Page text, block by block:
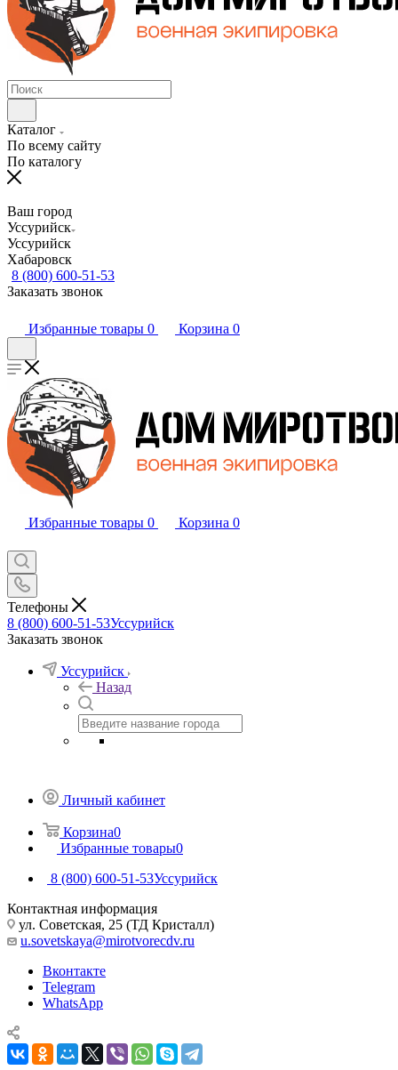
Каталог
По всему сайту
По каталогу
Ваш город
Уссурийск
Уссурийск
Хабаровск
8 (800) 600-51-53
Заказать звонок
Избранные товары 0 Корзина 0
Избранные товары 0 Корзина 0
Телефоны
8 (800) 600-51-53Уссурийск
Заказать звонок
Уссурийск
Назад
Личный кабинет
Корзина0
Избранные товары0
8 (800) 600-51-53Уссурийск
Контактная информация
ул. Советская, 25 (ТД Кристалл)
u.sovetskaya@mirotvorecdv.ru
Вконтакте
Telegram
WhatsApp